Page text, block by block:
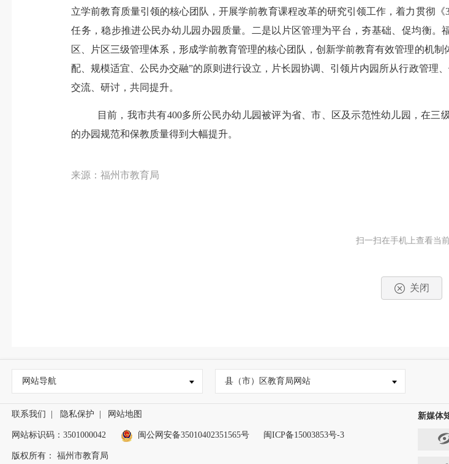
立学前教育质量引领的核心团队，开展学前教育课程改革的研究引领工作，着力贯彻《
任务，稳步推进公民办幼儿园办园质量。二是以片区管理为平台，夯基础、促均衡。
区、片区三级管理体系，形成学前教育管理的核心团队，创新学前教育有效管理的机
配、规模适宜、公民办交融”的原则进行设立，片长园协调、引领片内园所从行政管理
交流、研讨，共同提升。
目前，我市共有400多所公民办幼儿园被评为省、市、区及示范性幼儿园，在三
的办园规范和保教质量得到大幅提升。
来源：福州市教育局
扫一扫在手机上查看当
关闭
网站导航 县（市）区教育局网站
联系我们 | 隐私保护 | 网站地图
网站标识码：3501000042 闽公网安备35010402351565号 闽ICP备15003853号-3
版权所有： 福州市教育局
新媒体